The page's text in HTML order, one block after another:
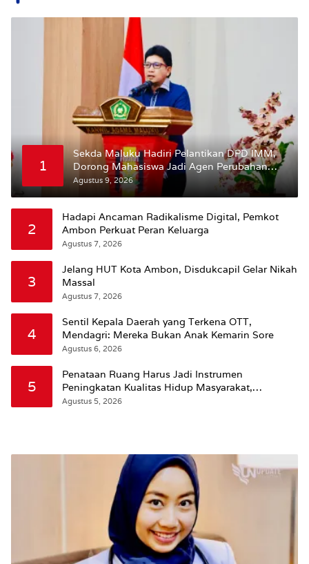
1
Sekda Maluku Hadiri Pelantikan DPD IMM,
Dorong Mahasiswa Jadi Agen Perubahan
dan Mitra Strategis Pemerintah
Agustus 9, 2026
2
Hadapi Ancaman Radikalisme Digital, Pemkot
Ambon Perkuat Peran Keluarga
Agustus 7, 2026
3
Jelang HUT Kota Ambon, Disdukcapil Gelar Nikah
Massal
Agustus 7, 2026
4
Sentil Kepala Daerah yang Terkena OTT,
Mendagri: Mereka Bukan Anak Kemarin Sore
Agustus 6, 2026
5
Penataan Ruang Harus Jadi Instrumen
Peningkatan Kualitas Hidup Masyarakat,
Wattimena: Revisi RT-RW Ditetapkan Pemkot
Agustus 5, 2026